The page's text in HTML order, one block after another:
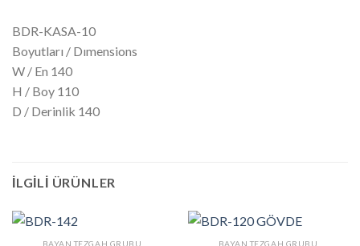
BDR-KASA-10
Boyutları / Dımensions
W / En 140
H / Boy 110
D / Derinlik 140
İLGILI ÜRÜNLER
BAYAN TEZGAH GRUBU BAYAN TEZGAH GRUBU